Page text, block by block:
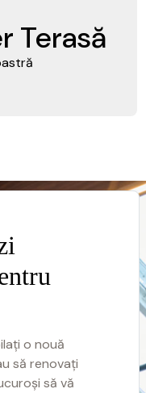
Terasă
o nouă
să renovați
să vă